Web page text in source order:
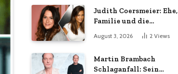
Judith Coersmeier: Ehe,
Familie und die
Geschichte hinter der
Öffentlichkeit
August 3, 2026 2 Views
Martin Brambach
Schlaganfall: Sein